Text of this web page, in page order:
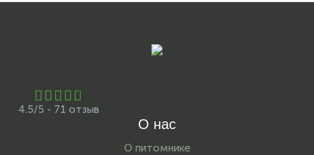
4.5/5 - 71 отзыв
О нас
О питомнике